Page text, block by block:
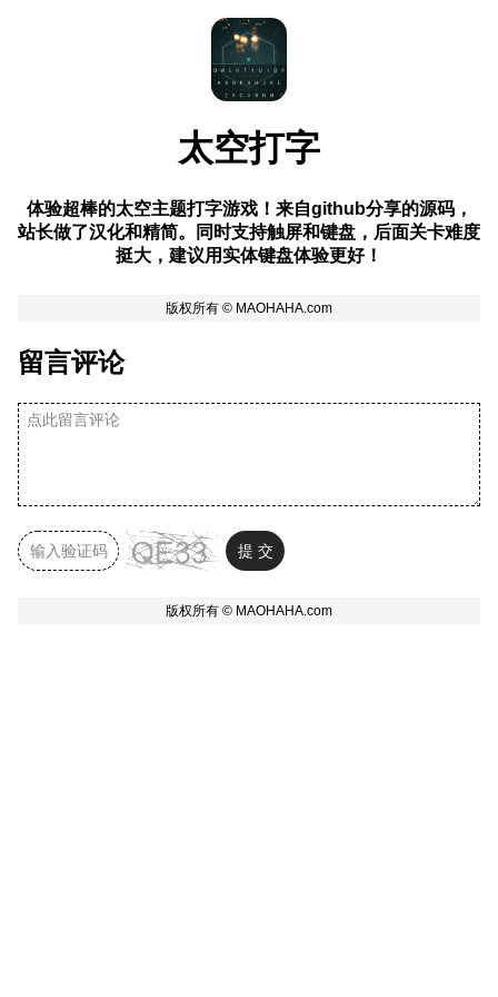
太空打字
体验超棒的太空主题打字游戏！来自github分享的源码，
站长做了汉化和精简。同时支持触屏和键盘，后面关卡难度
挺大，建议用实体键盘体验更好！
留言评论